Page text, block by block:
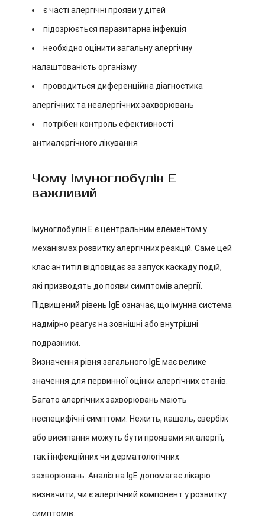
є часті алергічні прояви у дітей
підозрюється паразитарна інфекція
необхідно оцінити загальну алергічну
налаштованість організму
проводиться диференційна діагностика
алергічних та неалергічних захворювань
потрібен контроль ефективності
антиалергічного лікування
Чому імуноглобулін E
важливий
Імуноглобулін E є центральним елементом у
механізмах розвитку алергічних реакцій. Саме цей
клас антитіл відповідає за запуск каскаду подій,
які призводять до появи симптомів алергії.
Підвищений рівень IgE означає, що імунна система
надмірно реагує на зовнішні або внутрішні
подразники.
Визначення рівня загального IgE має велике
значення для первинної оцінки алергічних станів.
Багато алергічних захворювань мають
неспецифічні симптоми. Нежить, кашель, свербіж
або висипання можуть бути проявами як алергії,
так і інфекційних чи дерматологічних
захворювань. Аналіз на IgE допомагає лікарю
визначити, чи є алергічний компонент у розвитку
симптомів.